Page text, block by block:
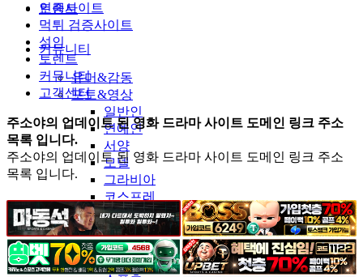
토렌트
커뮤니티
유머&감동
포토&영상
일반인
연예인
서양
모델
그라비아
코스프레
BJ
품번
후방주의
움짤
인증사이트
먹튀 검증사이트
성인
토렌트
커뮤니티
고객센터
주소야의 업데이트 된 영화 드라마 사이트 도메인 링크 주소
목록 입니다.
주소야의 업데이트 된 영화 드라마 사이트 도메인 링크 주소
목록 입니다.